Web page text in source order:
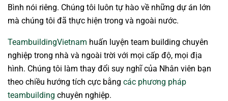
Bình nói riêng. Chúng tôi luôn tự hào về những dự án lớn
mà chúng tôi đã thực hiện trong và ngoài nước.
TeambuildingVietnam huấn luyện team building chuyên
nghiệp trong nhà và ngoài trời với mọi cấp độ, mọi địa
hình. Chúng tôi làm thay đổi suy nghĩ của Nhân viên bạn
theo chiều hướng tích cực bằng các phương pháp
teambuilding chuyên nghiệp.